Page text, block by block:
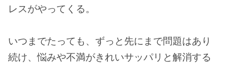
レスがやってくる。
いつまでたっても、ずっと先にまで問題はあり
続け、悩みや不満がきれいサッパリと解消する